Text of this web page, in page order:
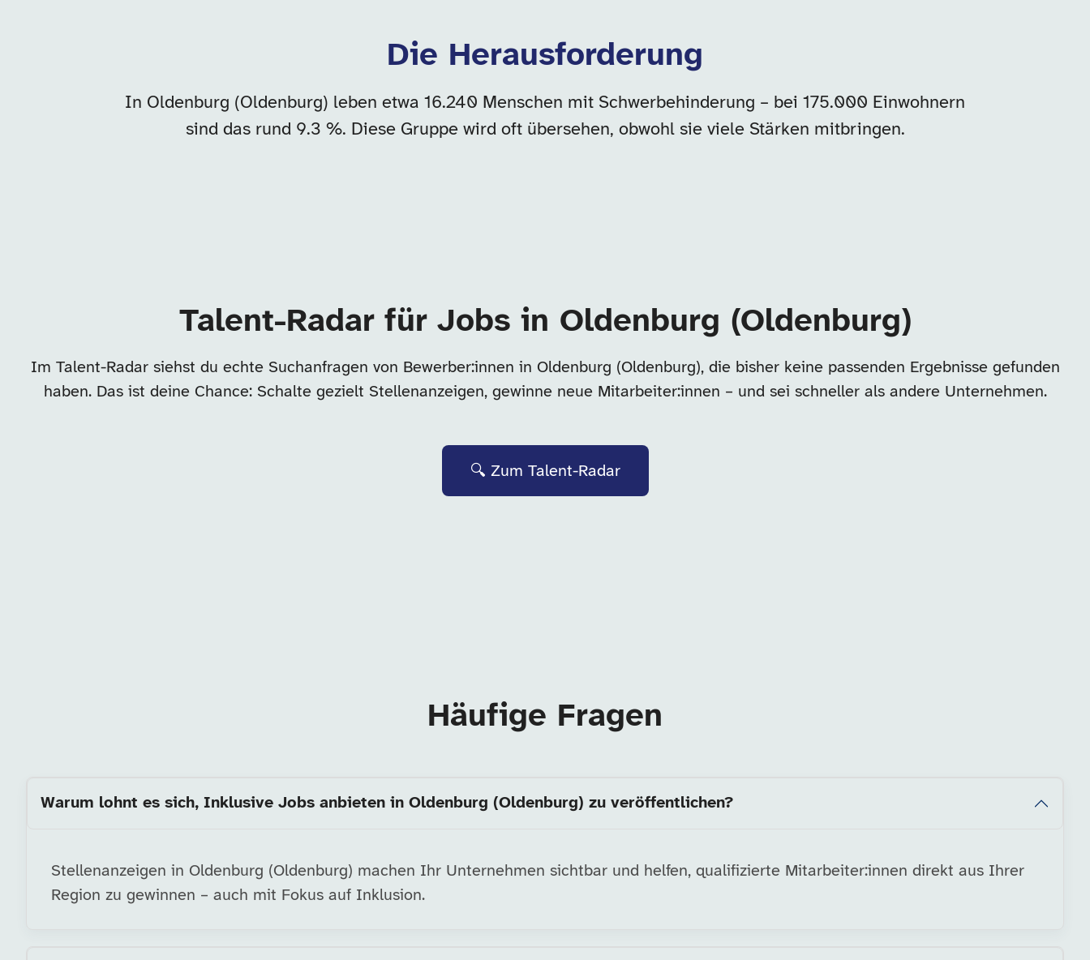
Die Herausforderung
In Oldenburg (Oldenburg) leben etwa 16.240 Menschen mit Schwerbehinderung – bei 175.000 Einwohnern
sind das rund 9.3 %. Diese Gruppe wird oft übersehen, obwohl sie viele Stärken mitbringen.
Talent-Radar für Jobs in Oldenburg (Oldenburg)
Im Talent-Radar siehst du echte Suchanfragen von Bewerber:innen in Oldenburg (Oldenburg), die bisher keine passenden Ergebnisse gefunden
haben. Das ist deine Chance: Schalte gezielt Stellenanzeigen, gewinne neue Mitarbeiter:innen – und sei schneller als andere Unternehmen.
🔍 Zum Talent-Radar
Häufige Fragen
Warum lohnt es sich, Inklusive Jobs anbieten in Oldenburg (Oldenburg) zu veröffentlichen?
Stellenanzeigen in Oldenburg (Oldenburg) machen Ihr Unternehmen sichtbar und helfen, qualifizierte Mitarbeiter:innen direkt aus Ihrer
Region zu gewinnen – auch mit Fokus auf Inklusion.